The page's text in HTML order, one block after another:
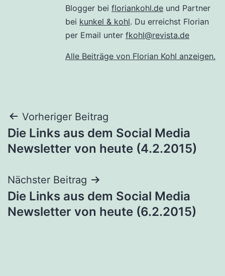
Blogger bei floriankohl.de und Partner
bei kunkel & kohl. Du erreichst Florian
per Email unter fkohl@revista.de
Alle Beiträge von Florian Kohl anzeigen.
Beitragsnavigation
Vorheriger Beitrag
Die Links aus dem Social Media
Newsletter von heute (4.2.2015)
Nächster Beitrag
Die Links aus dem Social Media
Newsletter von heute (6.2.2015)